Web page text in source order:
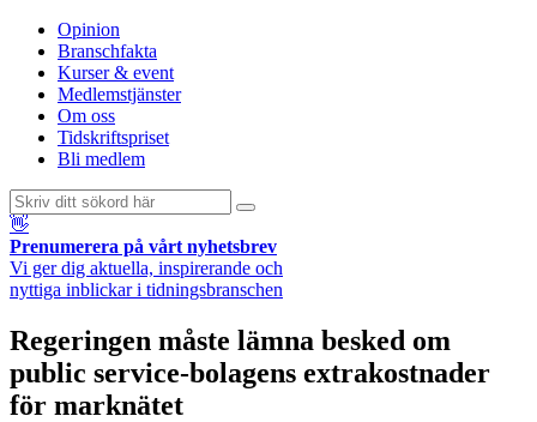
Opinion
Branschfakta
Kurser & event
Medlemstjänster
Om oss
Tidskriftspriset
Bli medlem
👋
Prenumerera på vårt nyhetsbrev
Vi ger dig aktuella, inspirerande och
nyttiga inblickar i tidningsbranschen
Regeringen måste lämna besked om
public service-bolagens extrakostnader
för marknätet